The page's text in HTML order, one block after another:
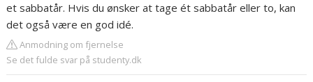
et sabbatår. Hvis du ønsker at tage ét sabbatår eller to, kan
det også være en god idé.
Anmodning om fjernelse
Se det fulde svar på studenty.dk